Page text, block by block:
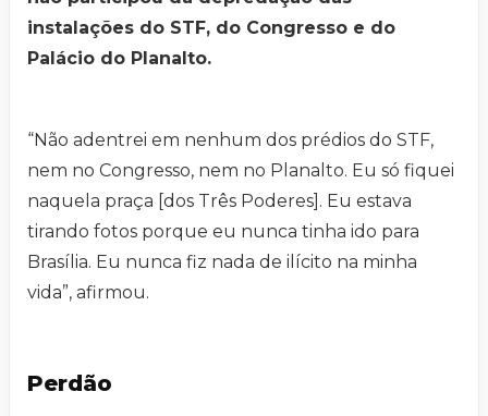
instalações do STF, do Congresso e do
Palácio do Planalto.
“Não adentrei em nenhum dos prédios do STF,
nem no Congresso, nem no Planalto. Eu só fiquei
naquela praça [dos Três Poderes]. Eu estava
tirando fotos porque eu nunca tinha ido para
Brasília. Eu nunca fiz nada de ilícito na minha
vida”, afirmou.
Perdão